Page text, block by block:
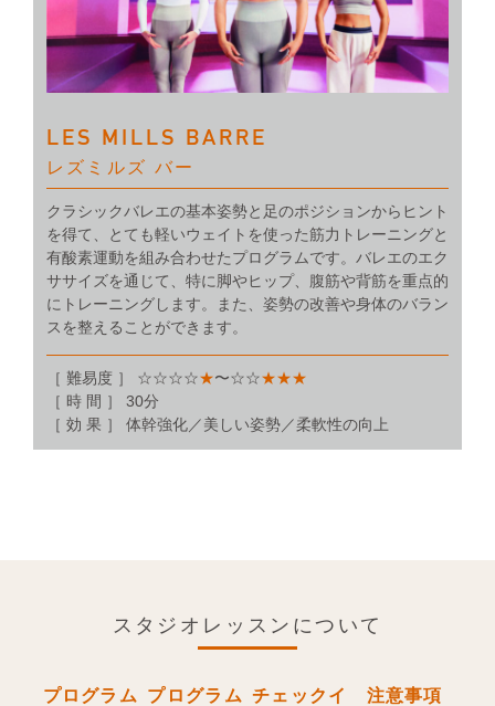
LES MILLS BARRE
レズミルズ バー
クラシックバレエの基本姿勢と足のポジションからヒント
を得て、とても軽いウェイトを使った筋力トレーニングと
有酸素運動を組み合わせたプログラムです。バレエのエク
ササイズを通じて、特に脚やヒップ、腹筋や背筋を重点的
にトレーニングします。また、姿勢の改善や身体のバラン
スを整えることができます。
［ 難易度 ］ ☆☆☆☆★〜☆☆★★★
［ 時 間 ］ 30分
［ 効 果 ］ 体幹強化／美しい姿勢／柔軟性の向上
スタジオレッスンについて
プログラム
プログラム チェックイ
注意事項